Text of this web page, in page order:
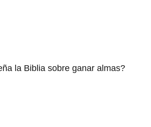
la Biblia sobre ganar almas?